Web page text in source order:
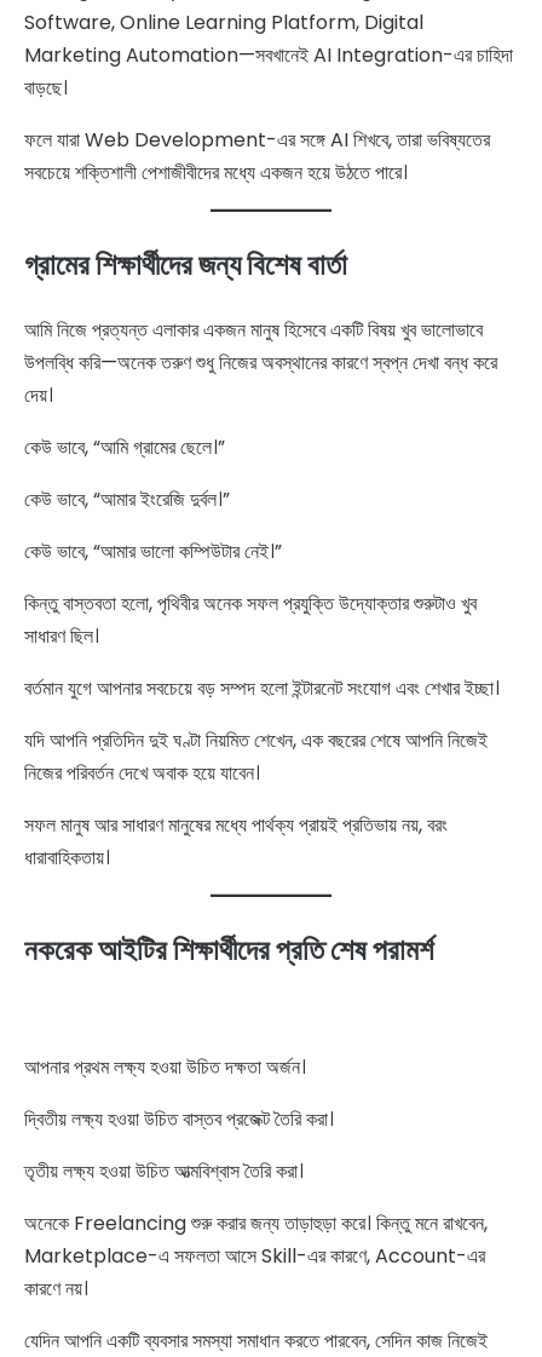
Software, Online Learning Platform, Digital
Marketing Automation—সবখানেই AI Integration-এর চাহিদা
বাড়ছে।
ফলে যারা Web Development-এর সঙ্গে AI শিখবে, তারা ভবিষ্যতের
সবচেয়ে শক্তিশালী পেশাজীবীদের মধ্যে একজন হয়ে উঠতে পারে।
গ্রামের শিক্ষার্থীদের জন্য বিশেষ বার্তা
আমি নিজে প্রত্যন্ত এলাকার একজন মানুষ হিসেবে একটি বিষয় খুব ভালোভাবে
উপলব্ধি করি—অনেক তরুণ শুধু নিজের অবস্থানের কারণে স্বপ্ন দেখা বন্ধ করে
দেয়।
কেউ ভাবে, “আমি গ্রামের ছেলে।”
কেউ ভাবে, “আমার ইংরেজি দুর্বল।”
কেউ ভাবে, “আমার ভালো কম্পিউটার নেই।”
কিন্তু বাস্তবতা হলো, পৃথিবীর অনেক সফল প্রযুক্তি উদ্যোক্তার শুরুটাও খুব
সাধারণ ছিল।
বর্তমান যুগে আপনার সবচেয়ে বড় সম্পদ হলো ইন্টারনেট সংযোগ এবং শেখার ইচ্ছা।
যদি আপনি প্রতিদিন দুই ঘণ্টা নিয়মিত শেখেন, এক বছরের শেষে আপনি নিজেই
নিজের পরিবর্তন দেখে অবাক হয়ে যাবেন।
সফল মানুষ আর সাধারণ মানুষের মধ্যে পার্থক্য প্রায়ই প্রতিভায় নয়, বরং
ধারাবাহিকতায়।
নকরেক আইটির শিক্ষার্থীদের প্রতি শেষ পরামর্শ
আপনার প্রথম লক্ষ্য হওয়া উচিত দক্ষতা অর্জন।
দ্বিতীয় লক্ষ্য হওয়া উচিত বাস্তব প্রজেক্ট তৈরি করা।
তৃতীয় লক্ষ্য হওয়া উচিত আত্মবিশ্বাস তৈরি করা।
অনেকে Freelancing শুরু করার জন্য তাড়াহুড়া করে। কিন্তু মনে রাখবেন,
Marketplace-এ সফলতা আসে Skill-এর কারণে, Account-এর
কারণে নয়।
যেদিন আপনি একটি ব্যবসার সমস্যা সমাধান করতে পারবেন, সেদিন কাজ নিজেই